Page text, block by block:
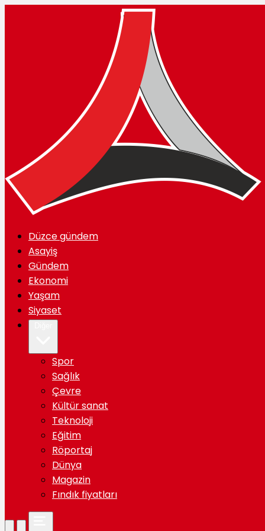
Düzce gündem
Asayiş
Gündem
Ekonomi
Yaşam
Siyaset
Spor
Sağlık
Çevre
Kültür sanat
Teknoloji
Eğitim
Röportaj
Dünya
Magazin
Fındık fiyatları